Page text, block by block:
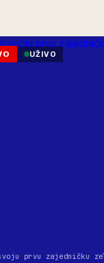
prvu zajedničku
UŽIVO